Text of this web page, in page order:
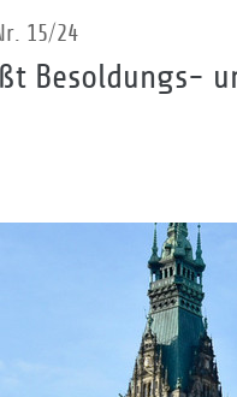
15/24
Besoldungs-